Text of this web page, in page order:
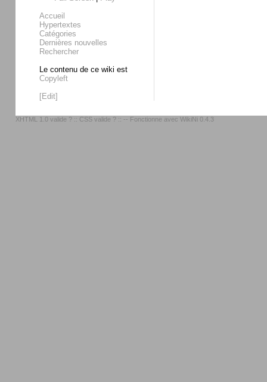
Accueil
Hypertextes
Catégories
Dernières nouvelles
Rechercher
Le contenu de ce wiki est
Copyleft
[Edit]
XHTML 1.0 valide ? :: CSS valide ? :: -- Fonctionne avec WikiNi 0.4.3